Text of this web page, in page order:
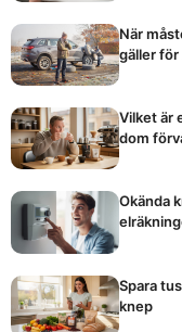
När
gäller
Vilket är
dom
Okända
Spara
knep